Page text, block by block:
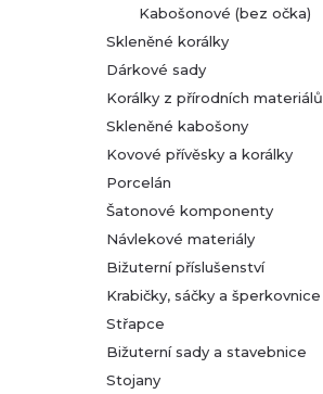
n
e
l
Kabošonové (bez očka)
Skleněné korálky
Dárkové sady
Korálky z přírodních materiálů
Skleněné kabošony
Kovové přívěsky a korálky
Porcelán
Šatonové komponenty
Návlekové materiály
Bižuterní příslušenství
Krabičky, sáčky a šperkovnice
Střapce
Bižuterní sady a stavebnice
Stojany